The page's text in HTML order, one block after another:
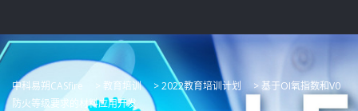
中科易朔CASfire > 教育培训 >2022教育培训计划 > 基于OI氧指数和V0
防火等级要求的材料应用开发